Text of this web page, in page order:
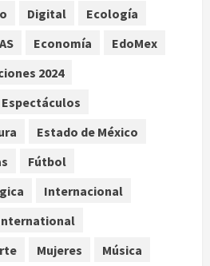
7, 2026
en Brasil, Guinea
Angola y EE.UU.
Cofepris posible vínculo
de salmonelosis en EU
7, 2026
Digital
Ecología
Economía
EdoMex
2024
Espectáculos
Estado de México
Fútbol
Internacional
Mujeres Música